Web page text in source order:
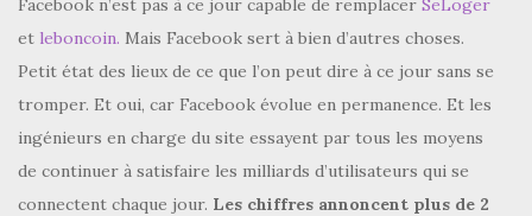
Facebook n’est pas à ce jour capable de remplacer SeLoger
et leboncoin. Mais Facebook sert à bien d’autres choses.
Petit état des lieux de ce que l’on peut dire à ce jour sans se
tromper. Et oui, car Facebook évolue en permanence. Et les
ingénieurs en charge du site essayent par tous les moyens
de continuer à satisfaire les milliards d’utilisateurs qui se
connectent chaque jour. Les chiffres annoncent plus de 2